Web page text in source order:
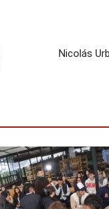
Nicolás